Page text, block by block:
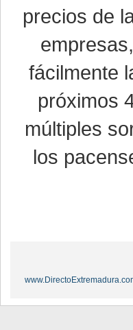
precios de
fácilmente
próximos
múltiples
los